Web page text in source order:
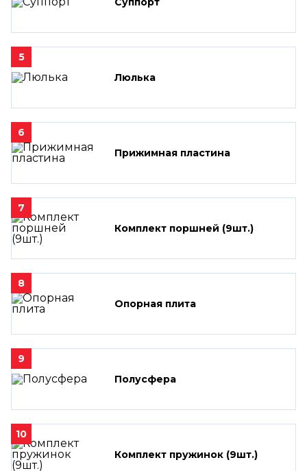
5
Люлька
6
Прижимная пластина
7
Комплект поршней (9шт.)
8
Опорная плита
9
Полусфера
10
Комплект пружинок (9шт.)